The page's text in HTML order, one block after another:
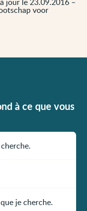
voor
à ce que vous
je cherche.